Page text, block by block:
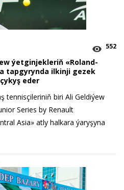
552
ýetginjekleriň «Roland-
tapgyrynda ilkinji gezek
eder
tennisçileriniň biri Ali Geldiýew
Series by Renault
Asia» atly halkara ýaryşyna